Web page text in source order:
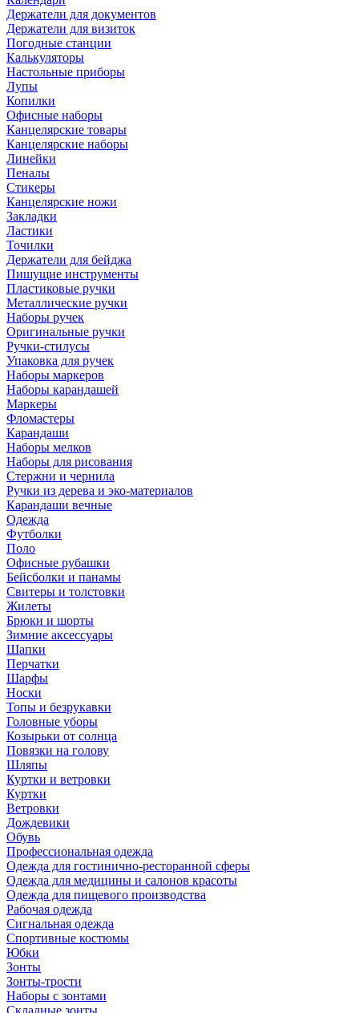
Держатели для документов
Держатели для визиток
Погодные станции
Калькуляторы
Настольные приборы
Лупы
Копилки
Офисные наборы
Канцелярские товары
Канцелярские наборы
Линейки
Пеналы
Стикеры
Канцелярские ножи
Закладки
Ластики
Точилки
Держатели для бейджа
Пишущие инструменты
Пластиковые ручки
Металлические ручки
Наборы ручек
Оригинальные ручки
Ручки-стилусы
Упаковка для ручек
Наборы маркеров
Наборы карандашей
Маркеры
Фломастеры
Карандаши
Наборы мелков
Наборы для рисования
Стержни и чернила
Ручки из дерева и эко-материалов
Карандаши вечные
Одежда
Футболки
Поло
Офисные рубашки
Бейсболки и панамы
Свитеры и толстовки
Жилеты
Брюки и шорты
Зимние аксессуары
Шапки
Перчатки
Шарфы
Носки
Топы и безрукавки
Головные уборы
Козырьки от солнца
Повязки на голову
Шляпы
Куртки и ветровки
Куртки
Ветровки
Дождевики
Обувь
Профессиональная одежда
Одежда для гостинично-ресторанной сферы
Одежда для медицины и салонов красоты
Одежда для пищевого производства
Рабочая одежда
Сигнальная одежда
Спортивные костюмы
Юбки
Зонты
Зонты-трости
Наборы с зонтами
Складные зонты